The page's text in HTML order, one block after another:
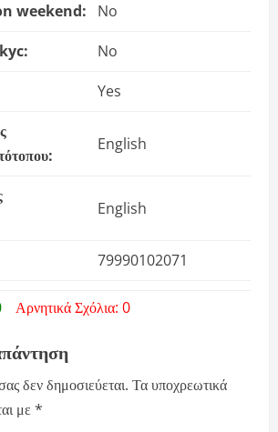
weekend:
No
No
Yes
English
English
79990102071
Αρνητικά Σχόλια: 0
δεν δημοσιεύεται. Τα υποχρεωτικά
με *